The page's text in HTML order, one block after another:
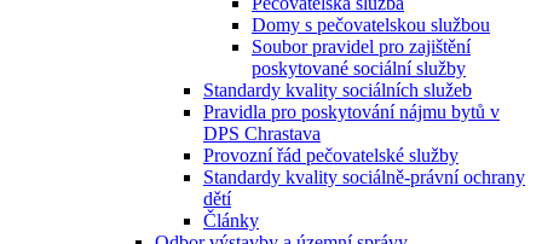
Domy s pečovatelskou službou
Soubor pravidel pro zajištění
poskytované sociální služby
Standardy kvality sociálních služeb
Pravidla pro poskytování nájmu bytů v
DPS Chrastava
Provozní řád pečovatelské služby
Standardy kvality sociálně-právní ochrany
dětí
Články